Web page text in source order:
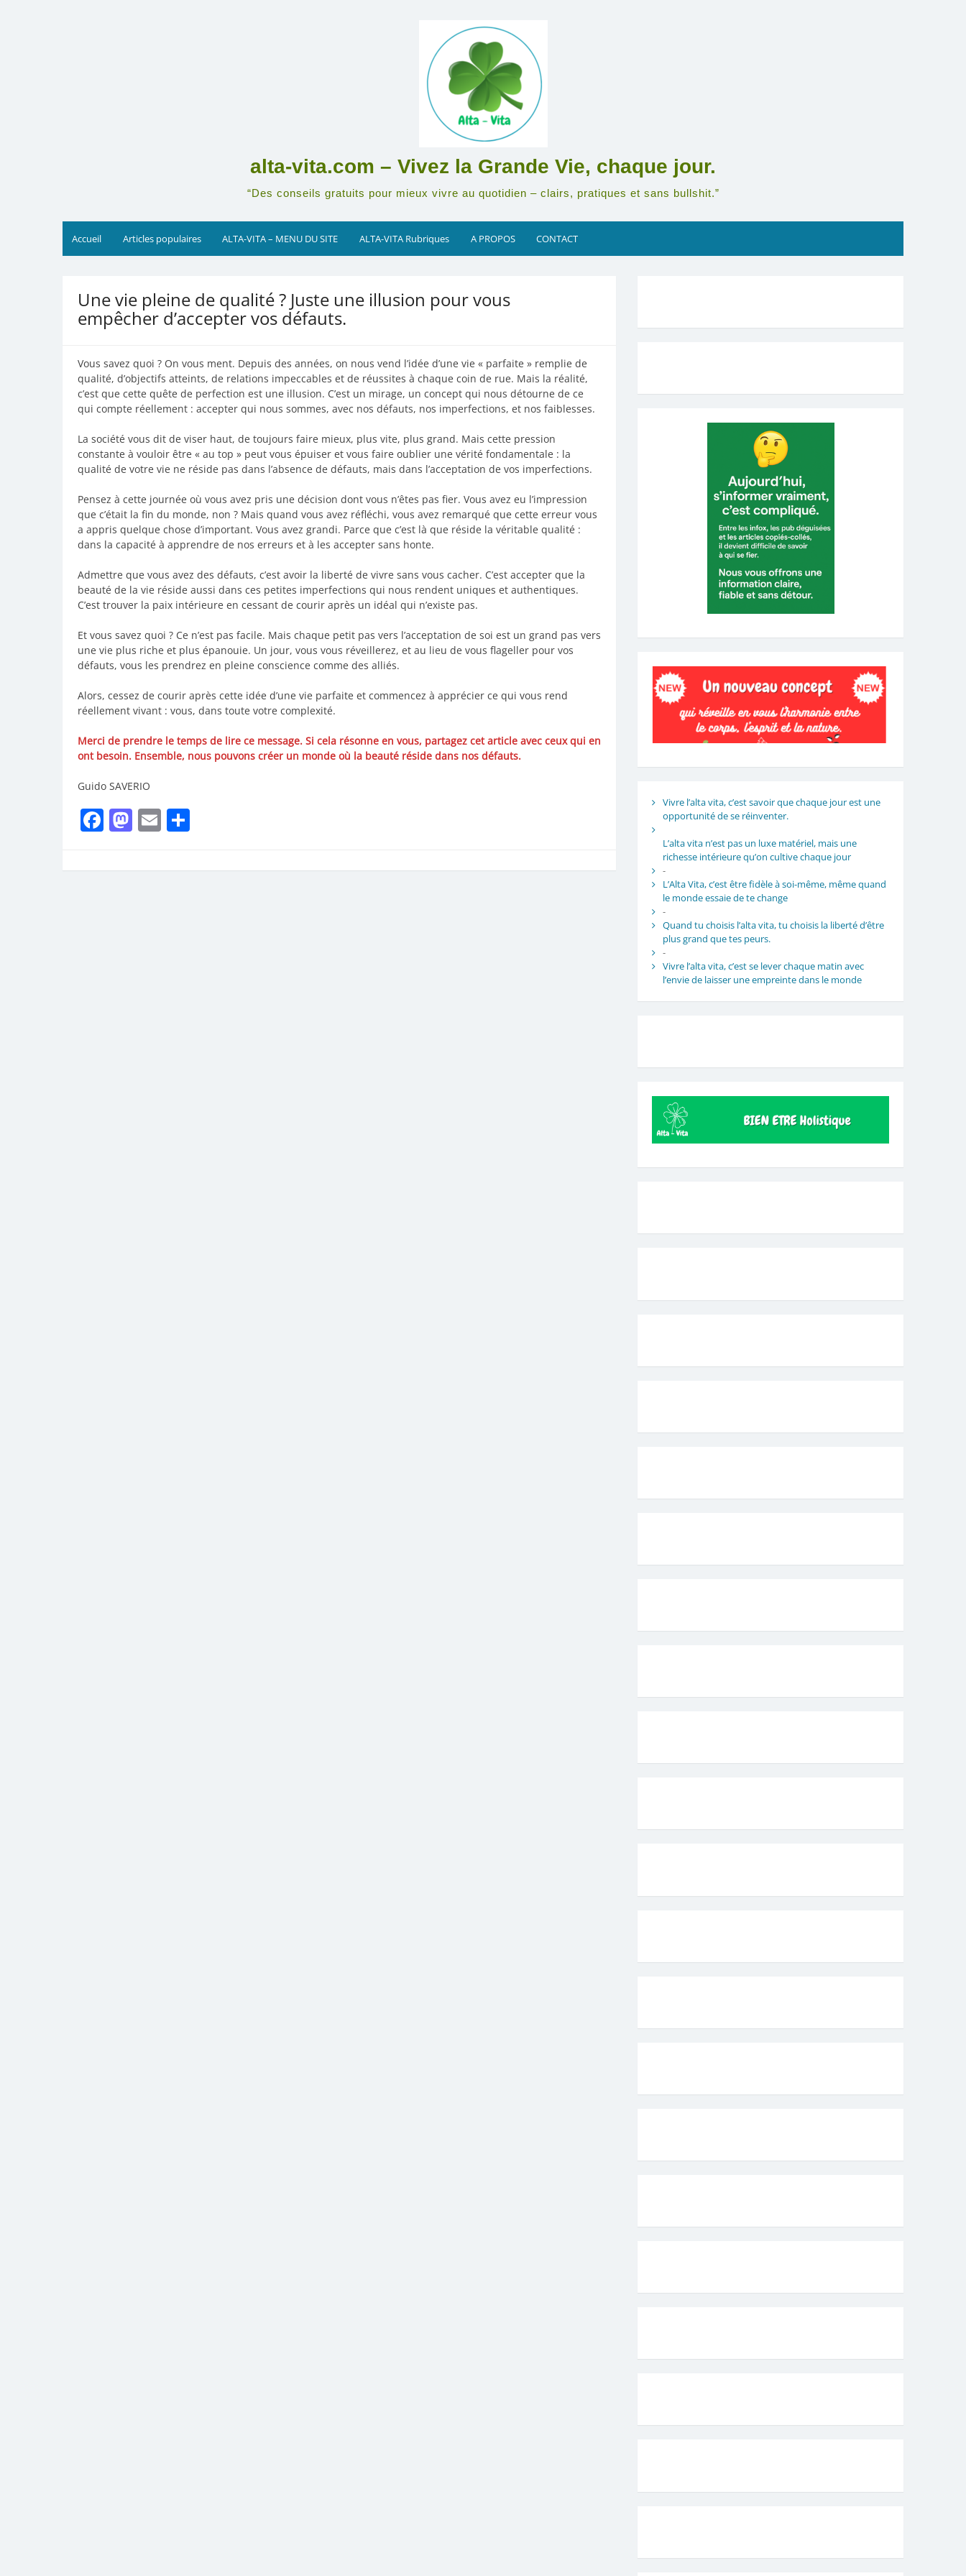
alta-vita.com – Vivez la Grande Vie, chaque jour.
“Des conseils gratuits pour mieux vivre au quotidien – clairs, pratiques et sans bullshit.”
Accueil Articles populaires ALTA-VITA – MENU DU SITE ALTA-VITA Rubriques A PROPOS CONTACT
Une vie pleine de qualité ? Juste une illusion pour vous
empêcher d’accepter vos défauts.
Vous savez quoi ? On vous ment. Depuis des années, on nous vend l’idée d’une vie « parfaite » remplie de
qualité, d’objectifs atteints, de relations impeccables et de réussites à chaque coin de rue. Mais la réalité,
c’est que cette quête de perfection est une illusion. C’est un mirage, un concept qui nous détourne de ce
qui compte réellement : accepter qui nous sommes, avec nos défauts, nos imperfections, et nos faiblesses.
La société vous dit de viser haut, de toujours faire mieux, plus vite, plus grand. Mais cette pression
constante à vouloir être « au top » peut vous épuiser et vous faire oublier une vérité fondamentale : la
qualité de votre vie ne réside pas dans l’absence de défauts, mais dans l’acceptation de vos imperfections.
Pensez à cette journée où vous avez pris une décision dont vous n’êtes pas fier. Vous avez eu l’impression
que c’était la fin du monde, non ? Mais quand vous avez réfléchi, vous avez remarqué que cette erreur vous
a appris quelque chose d’important. Vous avez grandi. Parce que c’est là que réside la véritable qualité :
dans la capacité à apprendre de nos erreurs et à les accepter sans honte.
Admettre que vous avez des défauts, c’est avoir la liberté de vivre sans vous cacher. C’est accepter que la
beauté de la vie réside aussi dans ces petites imperfections qui nous rendent uniques et authentiques.
C’est trouver la paix intérieure en cessant de courir après un idéal qui n’existe pas.
Et vous savez quoi ? Ce n’est pas facile. Mais chaque petit pas vers l’acceptation de soi est un grand pas vers
une vie plus riche et plus épanouie. Un jour, vous vous réveillerez, et au lieu de vous flageller pour vos
défauts, vous les prendrez en pleine conscience comme des alliés.
Alors, cessez de courir après cette idée d’une vie parfaite et commencez à apprécier ce qui vous rend
réellement vivant : vous, dans toute votre complexité.
Merci de prendre le temps de lire ce message. Si cela résonne en vous, partagez cet article avec ceux qui en
ont besoin. Ensemble, nous pouvons créer un monde où la beauté réside dans nos défauts.
Guido SAVERIO
Facebook
Mastodon
Email
Vivre l’alta vita, c’est savoir que chaque jour est une
opportunité de se réinventer.
L’alta vita n’est pas un luxe matériel, mais une
richesse intérieure qu’on cultive chaque jour
-
L’Alta Vita, c’est être fidèle à soi-même, même quand
le monde essaie de te change
-
Quand tu choisis l’alta vita, tu choisis la liberté d’être
plus grand que tes peurs.
-
Vivre l’alta vita, c’est se lever chaque matin avec
l’envie de laisser une empreinte dans le monde